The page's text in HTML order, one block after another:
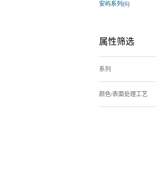
安屿系列(6)
属性筛选
系列
颜色/表面处理工艺